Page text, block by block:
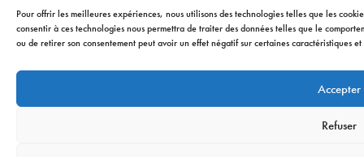
Pour offrir les meilleures expériences, nous utilisons des technologies telles que les
consentir à ces technologies nous permettra de traiter des données telles que le
ou de retirer son consentement peut avoir un effet négatif sur certaines caractéristiques et
Accepter
Refuser